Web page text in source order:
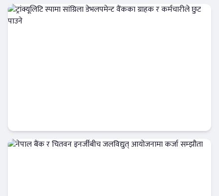
बैंक-वित्त